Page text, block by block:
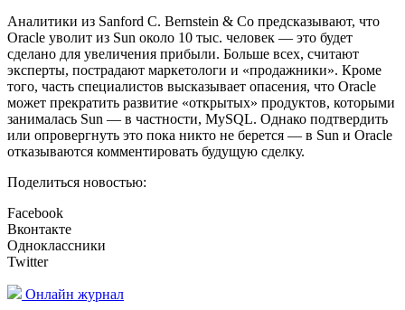
Аналитики из Sanford C. Bernstein & Co предсказывают, что
Oracle уволит из Sun около 10 тыс. человек — это будет
сделано для увеличения прибыли. Больше всех, считают
эксперты, пострадают маркетологи и «продажники». Кроме
того, часть специалистов высказывает опасения, что Oracle
может прекратить развитие «открытых» продуктов, которыми
занималась Sun — в частности, MySQL. Однако подтвердить
или опровергнуть это пока никто не берется — в Sun и Oracle
отказываются комментировать будущую сделку.
Поделиться новостью:
Facebook
Вконтакте
Одноклассники
Twitter
Онлайн журнал